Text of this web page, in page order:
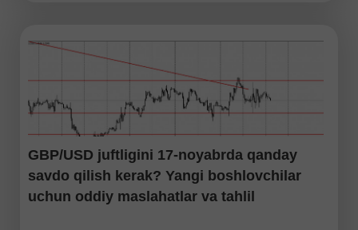
GBP/USD juftligini 17-noyabrda qanday
savdo qilish kerak? Yangi boshlovchilar
uchun oddiy maslahatlar va tahlil